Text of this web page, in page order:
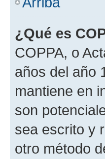
¿Qué es
COPPA, o
años del año
mantiene en
son
sea escrito y
otro método